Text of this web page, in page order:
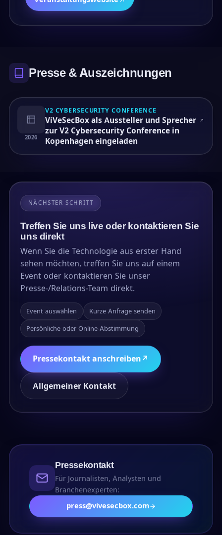
Presse & Auszeichnungen
2026
V2 CYBERSECURITY CONFERENCE
ViVeSecBox als Aussteller und Sprecher
zur V2 Cybersecurity Conference in
Kopenhagen eingeladen
NÄCHSTER SCHRITT
Treffen Sie uns live oder kontaktieren Sie
uns direkt
Wenn Sie die Technologie aus erster Hand
sehen möchten, treffen Sie uns auf einem
Event oder kontaktieren Sie unser
Presse-/Relations-Team direkt.
Event auswählen Kurze Anfrage senden
Persönliche oder Online-Abstimmung
Pressekontakt anschreiben ↗
Allgemeiner Kontakt
Pressekontakt
Für Journalisten, Analysten und
Branchenexperten:
press@vivesecbox.com